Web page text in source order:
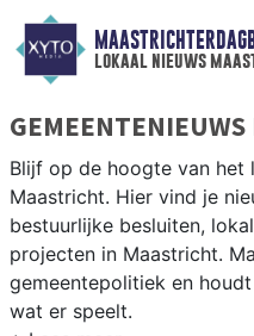
lokaal nieuws
Blijf op de hoogte van het
Maastricht. Hier vind je
bestuurlijke besluiten,
projecten in Maastricht.
gemeentepolitiek en
wat er speelt.